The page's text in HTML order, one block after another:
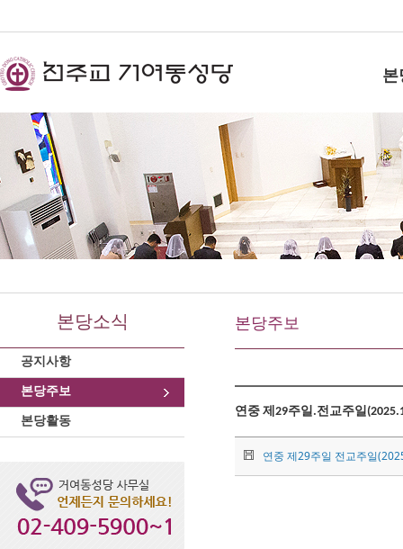
본
본당소식
공지사항
본당주보
본당활동
본당주보
연중 제29주일.전교주일
연중 제29주일 전교주일